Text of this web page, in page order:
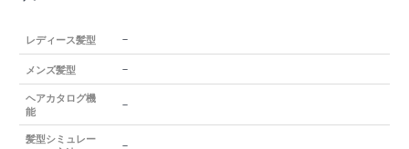
レディース髪型 －
メンズ髪型 －
ヘアカタログ機
能
－
髪型シミュレー
－